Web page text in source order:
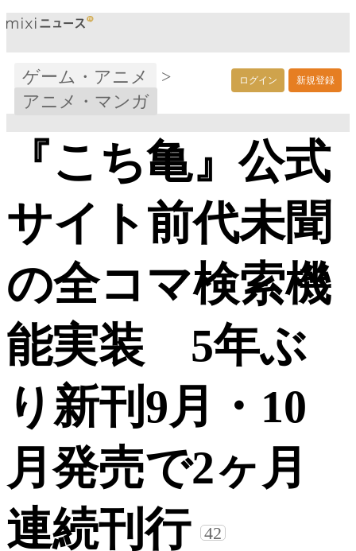
ログイン 新規登録
ゲーム・アニメ
>
アニメ・マンガ
『こち亀』公式
サイト前代未聞
の全コマ検索機
能実装 5年ぶ
り新刊9月・10
月発売で2ヶ月
連続刊行
42